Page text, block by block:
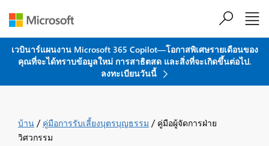
เวบินาร์แผนงาน Microsoft 365 Copilot—โอกาสพิเศษรายเดือนของ
คุณที่จะได้ทราบข้อมูลใหม่ การสาธิตสด และสิ่งที่จะเกิดขึ้นต่อไป.
ลงทะเบียนวันนี้
บ้าน / คู่มือการรับเลี้ยงบุตรบุญธรรม / คู่มือผู้จัดการฝ่าย
วิศวกรรม